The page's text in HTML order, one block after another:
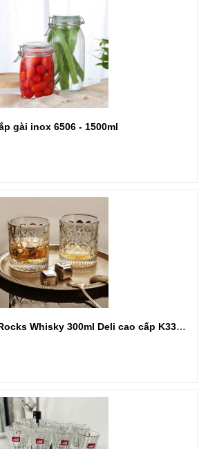
gài inox 6506 - 1500ml
Bộ 6 ly thuỷ tinh Rocks Whisky 300ml Deli cao cấp K3326AC